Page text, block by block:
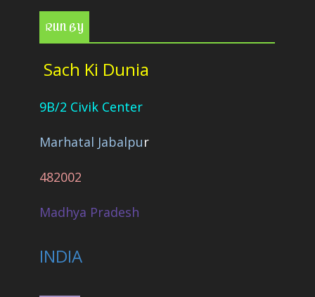
RUN BY
Sach Ki Dunia
9B/2 Civik Center
Marhatal Jabalpur
482002
Madhya Pradesh
INDIA